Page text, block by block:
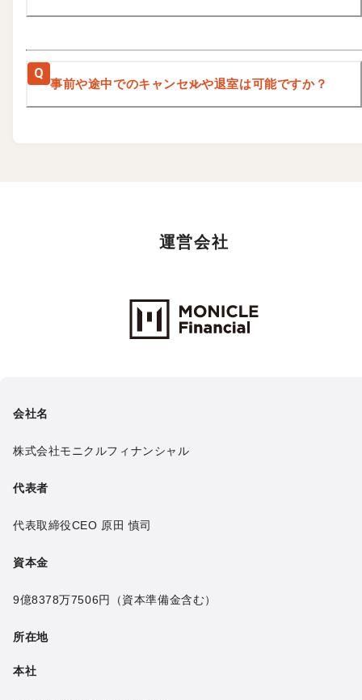
Q
事前や途中でのキャンセルや退室は可能ですか？
運営会社
Monicle Financial Inc.
会社名
株式会社モニクルフィナンシャル
代表者
代表取締役CEO 原田 慎司
資本金
9億8378万7506円 （資本準備金含む）
所在地
本社